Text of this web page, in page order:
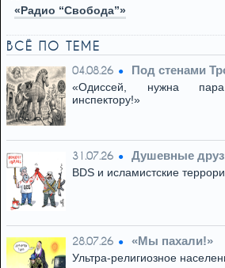
«Радио “Свобода”»
ВСЁ ПО ТЕМЕ
04.08.26 Под стенами
«Одиссей, нужна
инспектору!»
31.07.26 Душевные
BDS и исламистские
28.07.26 «Мы пахали!»
Ультра-религиозное